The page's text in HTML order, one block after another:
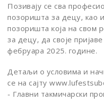
Позивају се сва
позоришта за децу, као
позоришта која на свом
за децу, да своје
фебруара 2025. године.
Детаљи о условима и
се на сајту
- Главни такмичарски